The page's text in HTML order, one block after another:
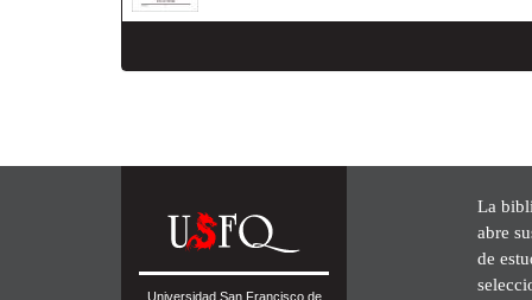
Universidad San Francisco de
La
abre
de